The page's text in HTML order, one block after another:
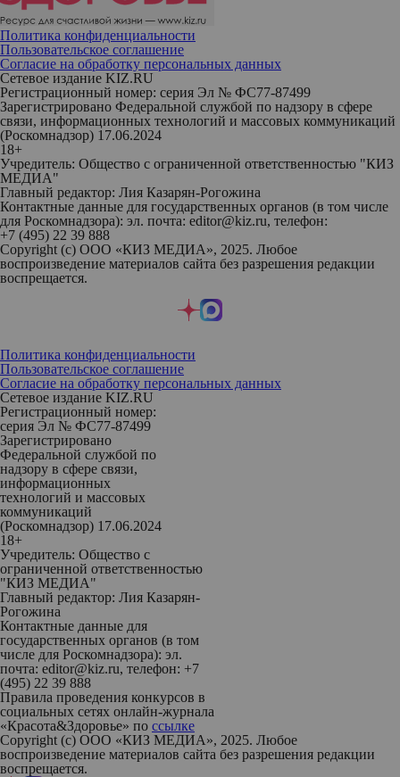
Политика конфиденциальности
Пользовательское соглашение
Согласие на обработку персональных данных
Сетевое издание KIZ.RU
Регистрационный номер: серия Эл № ФС77-87499
Зарегистрировано Федеральной службой по надзору в сфере
связи, информационных технологий и массовых коммуникаций
(Роскомнадзор) 17.06.2024
18+
Учредитель: Общество с ограниченной ответственностью "КИЗ
МЕДИА"
Главный редактор: Лия Казарян-Рогожина
Контактные данные для государственных органов (в том числе
для Роскомнадзора): эл. почта: editor@kiz.ru, телефон:
+7 (495) 22 39 888
Copyright (с) ООО «КИЗ МЕДИА», 2025. Любое
воспроизведение материалов сайта без разрешения редакции
воспрещается.
Политика конфиденциальности
Пользовательское соглашение
Согласие на обработку персональных данных
Сетевое издание KIZ.RU
Регистрационный номер:
серия Эл № ФС77-87499
Зарегистрировано
Федеральной службой по
надзору в сфере связи,
информационных
технологий и массовых
коммуникаций
(Роскомнадзор) 17.06.2024
18+
Учредитель: Общество с
ограниченной ответственностью
"КИЗ МЕДИА"
Главный редактор: Лия Казарян-
Рогожина
Контактные данные для
государственных органов (в том
числе для Роскомнадзора): эл.
почта: editor@kiz.ru, телефон: +7
(495) 22 39 888
Правила проведения конкурсов в
социальных сетях онлайн-журнала
«Красота&Здоровье» по ссылке
Copyright (с) ООО «КИЗ МЕДИА», 2025. Любое
воспроизведение материалов сайта без разрешения редакции
воспрещается.